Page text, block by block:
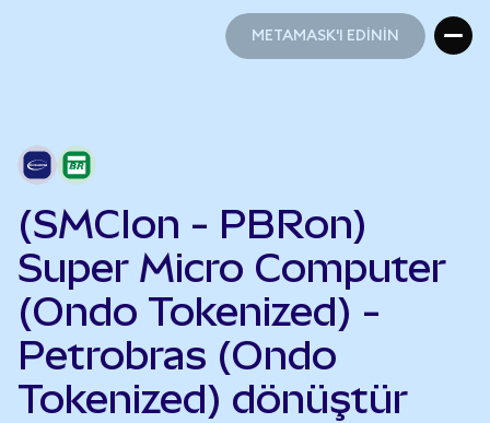
METAMASK'I EDİNİN
(SMCIon - PBRon)
Super Micro Computer
(Ondo Tokenized) -
Petrobras (Ondo
Tokenized) dönüştür